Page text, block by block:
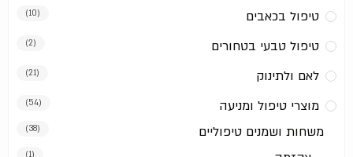
טיפול בכאבים (10)
טיפול טבעי בטחורים (2)
לאם ולתינוק (21)
מוצרי טיפול ומניעה (54)
משחות ושמנים טיפוליים (38)
(1)